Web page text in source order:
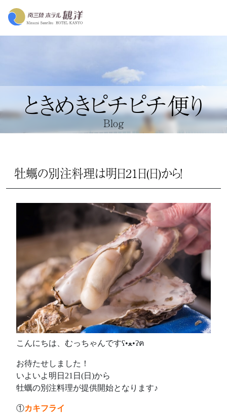
ときめきピチピチ便り
Blog
牡蠣の別注料理は明日21日(日)から！
こんにちは、むっちゃんですʕ•ﻌ•ʔฅ
お待たせしました！
いよいよ明日21日(日)から
牡蠣の別注料理が提供開始となります♪
①カキフライ